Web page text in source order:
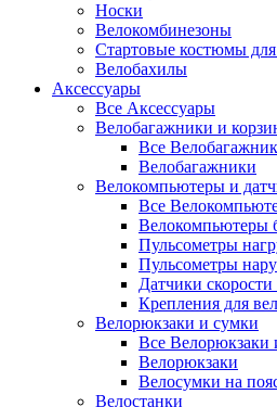
Носки
Велокомбинезоны
Стартовые костюмы для
Велобахилы
Аксессуары
Все Аксессуары
Велобагажники и
Все
Велобагажники
Велокомпьютеры и
Все
Велокомпьютеры
Пульсометры
Пульсометры
Датчики скорости
Крепления для
Велорюкзаки и сумки
Все Велорюкзаки
Велорюкзаки
Велосумки на
Велостанки